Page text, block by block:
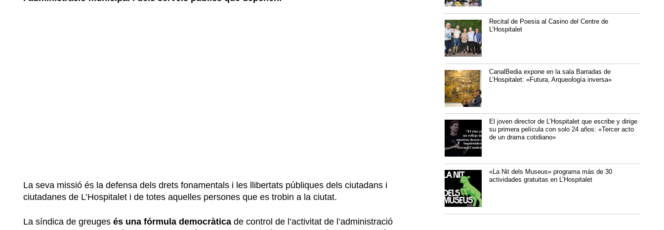
La seva missió és la defensa dels drets fonamentals i les llibertats públiques dels ciutadans i
ciutadanes de L’Hospitalet i de totes aquelles persones que es trobin a la ciutat.
La síndica de greuges és una fórmula democràtica de control de l’activitat de l’administració
Recital de Poesia al Casino del Centre de
L’Hospitalet
CanalBedia expone en la sala Barradas de
L’Hospitalet: «Futura, Arqueología inversa»
El joven director de L’Hospitalet que escribe y dirige
su primera película con solo 24 años: «Tercer acto
de un drama cotidiano»
«La Nit dels Museus» programa más de 30
actividades gratuitas en L’Hospitalet